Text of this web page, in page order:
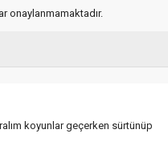
onaylanmamaktadır.
koyunlar geçerken sürtünüp